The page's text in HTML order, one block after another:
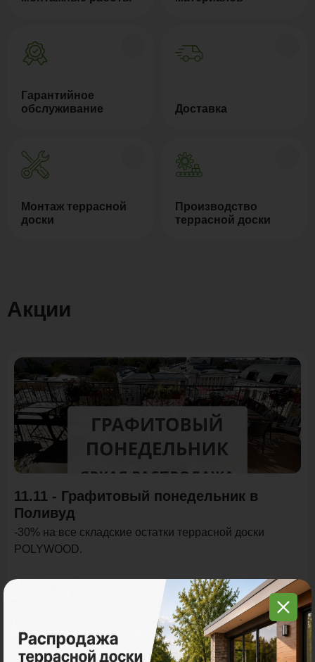
Гарантийное
обслуживание
Доставка
Монтаж террасной
доски
Производство
террасной доски
Акции
Акция
11.11 - Графитовый понедельник в
Поливуд
-30% на все складские остатки террасной доски
POLYWOOD.